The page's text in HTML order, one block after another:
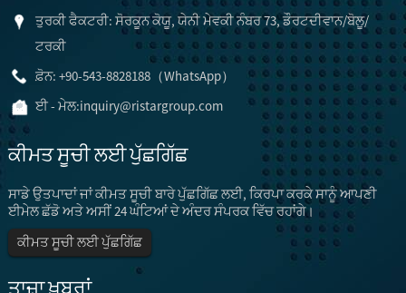
ਤੁਰਕੀ ਫੈਕਟਰੀ: ਸੋਰਕੂਨ ਕੋਯੂ, ਯੇਨੀ ਮੇਵਕੀ ਨੰਬਰ 73, ਡੌਰਟਦੀਵਾਨ/ਬੋਲੂ/
ਟਰਕੀ
ਫ਼ੋਨ: +90-543-8828188（WhatsApp）
ਈ - ਮੇਲ:inquiry@ristargroup.com
ਕੀਮਤ ਸੂਚੀ ਲਈ ਪੁੱਛਗਿੱਛ
ਸਾਡੇ ਉਤਪਾਦਾਂ ਜਾਂ ਕੀਮਤ ਸੂਚੀ ਬਾਰੇ ਪੁੱਛਗਿੱਛ ਲਈ, ਕਿਰਪਾ ਕਰਕੇ ਸਾਨੂੰ ਆਪਣੀ
ਈਮੇਲ ਛੱਡੋ ਅਤੇ ਅਸੀਂ 24 ਘੰਟਿਆਂ ਦੇ ਅੰਦਰ ਸੰਪਰਕ ਵਿੱਚ ਰਹਾਂਗੇ।
ਕੀਮਤ ਸੂਚੀ ਲਈ ਪੁੱਛਗਿੱਛ
ਤਾਜ਼ਾ ਖ਼ਬਰਾਂ